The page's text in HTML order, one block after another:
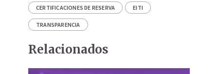
CERTIFICACIONES DE RESERVA EITI
TRANSPARENCIA
Relacionados